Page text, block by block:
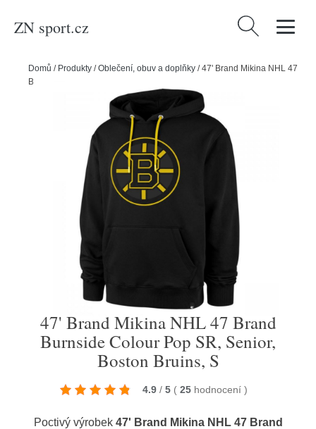
ZN sport.cz Vyhledávání
Domů / Produkty /Oblečení, obuv a doplňky /47' Brand Mikina NHL 47
Brand Burnside Colour Pop SR, Senior, Boston Bruins, S
47' Brand Mikina NHL 47 Brand
Burnside Colour Pop SR, Senior,
Boston Bruins, S
4.9 / 5 ( 25 hodnocení )
Poctivý výrobek 47' Brand Mikina NHL 47 Brand